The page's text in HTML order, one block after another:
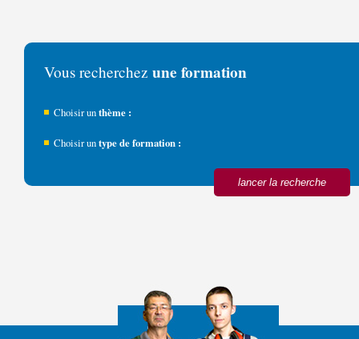
Vous recherchez une formation
Choisir unthème :
Choisir untype de formation :